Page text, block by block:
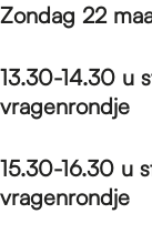
Zondag 22
13.30-14.30 u
vragenrondje
15.30-16.30 u
vragenrondje